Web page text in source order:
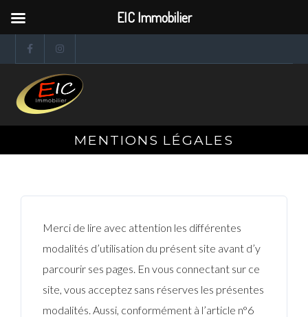
MENTIONS LÉGALES
Merci de lire avec attention les différentes
modalités d’utilisation du présent site avant d’y
parcourir ses pages. En vous connectant sur ce
site, vous acceptez sans réserves les présentes
modalités. Aussi, conformément à l’article n°6
EIC Immobilier